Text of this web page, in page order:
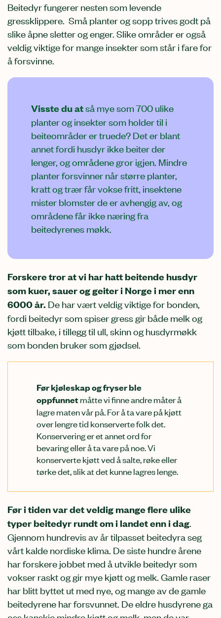
Beitedyr fungerer nesten som levende
gressklippere. Små planter og sopp trives godt på
slike åpne sletter og enger. Slike områder er også
veldig viktige for mange insekter som står i fare for
å forsvinne.
Visste du atså mye som 700 ulike
planter og insekter som holder til i
beiteområder er truede? Det er blant
annet fordi husdyr ikke beiter der
lenger, og områdene gror igjen. Mindre
planter forsvinner når større planter,
kratt og trær får vokse fritt, insektene
mister blomster de er avhengig av, og
områdene får ikke næring fra
beitedyrenes møkk.
Forskere tror at vi har hatt beitende husdyr
som kuer, sauer og geiter i Norge i mer enn
6000 år. De har vært veldig viktige for bonden,
fordi beitedyr som spiser gress gir både melk og
kjøtt tilbake, i tillegg til ull, skinn og husdyrmøkk
som bonden bruker som gjødsel.
Før kjøleskap og fryser ble
oppfunnetmåtte vi finne andre måter å
lagre maten vår på. For å ta vare på kjøtt
over lengre tid konserverte folk det.
Konservering er et annet ord for
bevaring eller å ta vare på noe. Vi
konserverte kjøtt ved å salte, røke eller
tørke det, slik at det kunne lagres lenge.
Før i tiden var det veldig mange flere ulike
typer beitedyr rundt om i landet enn i dag
Gjennom hundrevis av år tilpasset beitedyra seg
vårt kalde nordiske klima. De siste hundre årene
har forskere jobbet med å utvikle beitedyr som
vokser raskt og gir mye kjøtt og melk. Gamle raser
har blitt byttet ut med nye, og mange av de gamle
beitedyrene har forsvunnet. De eldre husdyrene ga